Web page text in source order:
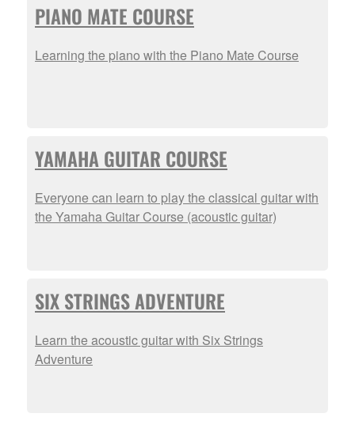
PIANO MATE COURSE
Learning the piano with the Piano Mate Course
YAMAHA GUITAR COURSE
Everyone can learn to play the classical guitar with
the Yamaha Guitar Course (acoustic guitar)
SIX STRINGS ADVENTURE
Learn the acoustic guitar with Six Strings
Adventure